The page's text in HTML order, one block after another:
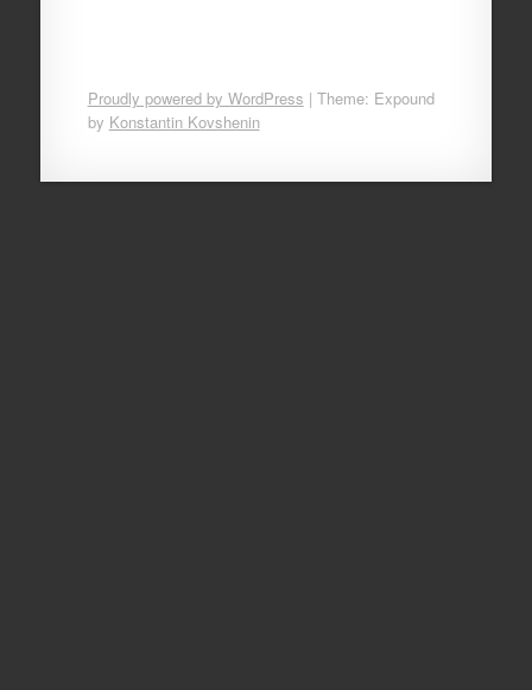
Proudly powered by WordPress | Theme: Expound
by Konstantin Kovshenin